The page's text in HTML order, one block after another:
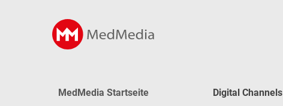
MedMedia Startseite
Digital Channels